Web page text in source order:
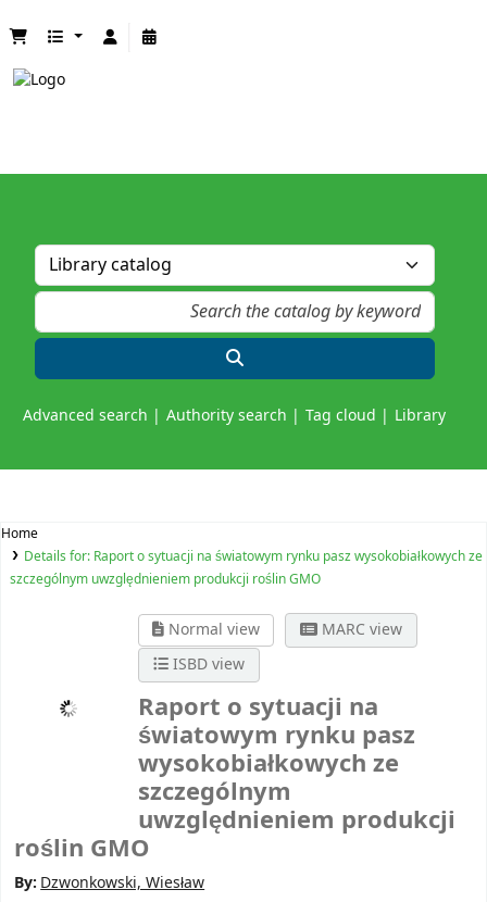
Advanced search Authority search Tag cloud Library
Home
Details for: Raport o sytuacji na światowym rynku pasz wysokobiałkowych ze
szczególnym uwzględnieniem produkcji roślin GMO
Normal view
MARC view
ISBD view
Raport o sytuacji na
światowym rynku pasz
wysokobiałkowych ze
szczególnym
uwzględnieniem produkcji
roślin GMO
By: Dzwonkowski, Wiesław